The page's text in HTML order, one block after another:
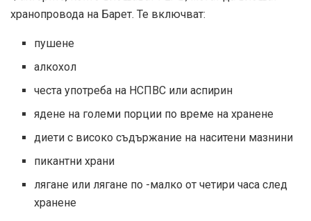
хранопровода на Барет. Те включват:
пушене
алкохол
честа употреба на НСПВС или аспирин
ядене на големи порции по време на хранене
диети с високо съдържание на наситени мазнини
пикантни храни
лягане или лягане по -малко от четири часа след
хранене